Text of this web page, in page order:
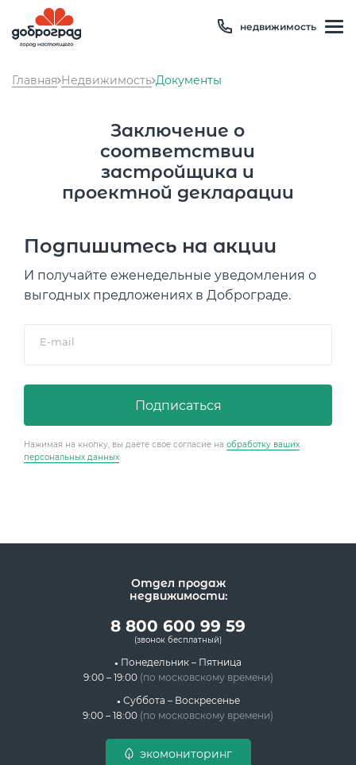
недвижимость
Главная Недвижимость Документы
Заключение о
соответствии
застройщика и
проектной декларации
Подпишитесь на акции
И получайте еженедельные уведомления о
выгодных предложениях в Доброграде.
E-mail
Подписаться
Нажимая на кнопку, вы даете свое согласие на обработку ваших
персональных данных
Отдел продаж
недвижимости:
8 800 600 99 59
(звонок бесплатный)
Понедельник – Пятница
9:00 – 19:00 (по московскому времени)
Суббота – Воскресенье
9:00 – 18:00 (по московскому времени)
экомониторинг
8 800 600 01 49
Влажность
Давление
749 мм рт. ст
PM10
В пределах нормы